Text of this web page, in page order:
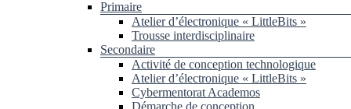
Primaire
Atelier d’électronique « LittleBits »
Trousse interdisciplinaire
Secondaire
Activité de conception technologique
Atelier d’électronique « LittleBits »
Cybermentorat Academos